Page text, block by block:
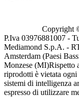
Copyright
P.Iva 03976881007 -
Mediamond S.p.A. -
Amsterdam (Paesi
Monzese (MI)Rispetto
riprodotti è vietata ogni
sistemi di intelligenza
espresso di utilizzare